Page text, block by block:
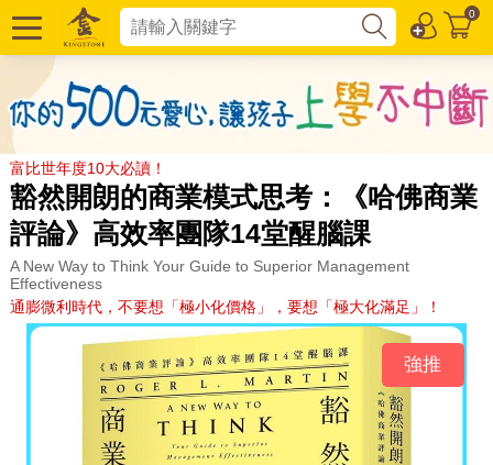
0
富比世年度10大必讀！
豁然開朗的商業模式思考：《哈佛商業
評論》高效率團隊14堂醒腦課
A New Way to Think Your Guide to Superior Management
Effectiveness
通膨微利時代，不要想「極小化價格」，要想「極大化滿足」！
強推